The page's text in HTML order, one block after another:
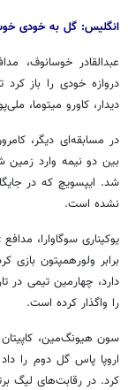
انگلیس: گل به خودی
دیدار، کاورو میتوما، ملی‌پوش ژاپنی، ۸۳ دقیقه
در مسابقه‌ای دیگر،
نشده است.
برابر ولورهمپتون
را واگذار کرده است.
اروپا پاس گل دوم را
کرد. در رقابت‌های لیگ